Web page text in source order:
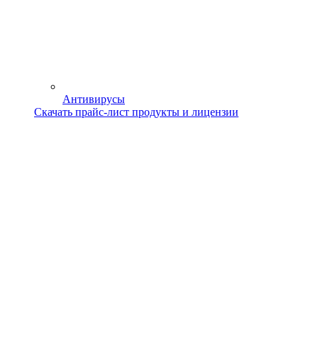
Антивирусы
Скачать прайс-лист продукты и лицензии